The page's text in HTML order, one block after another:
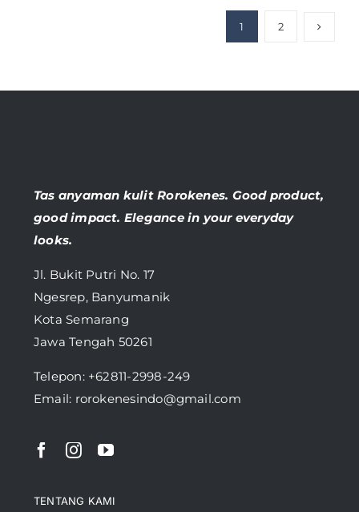
1 2
Tas anyaman kulit Rorokenes. Good product,
good impact. Elegance in your everyday
looks.
Jl. Bukit Putri No. 17
Ngesrep, Banyumanik
Kota Semarang
Jawa Tengah 50261
Telepon: +62811-2998-249
Email: rorokenesindo@gmail.com
TENTANG KAMI